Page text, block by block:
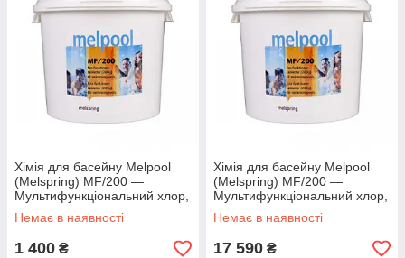
Хімія для басейну Melpool
(Melspring) MF/200 —
Мультифункціональний хлор,
таблетки по 200 г 5 кг
Немає в наявності
1 400 ₴
Хімія для басейну Melpool
(Melspring) MF/200 —
Мультифункціональний хлор,
таблетки по 200 г 50 кг
Немає в наявності
17 590 ₴